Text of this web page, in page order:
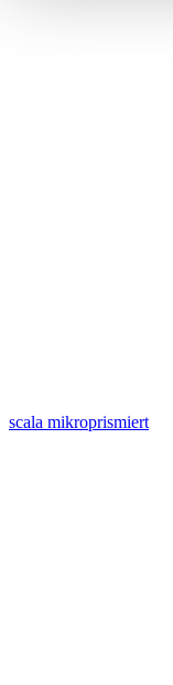
scala mikroprismiert